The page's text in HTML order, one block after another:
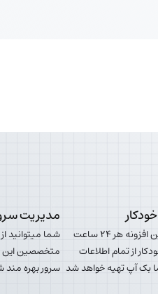
با خرید این افزونه هر ۲۴ ساعت
از تمام اطلاعات
بک آپ تهیه خواهد شد
مدیریت
شما میتوانید
متخصصین این
سرور بهره مند